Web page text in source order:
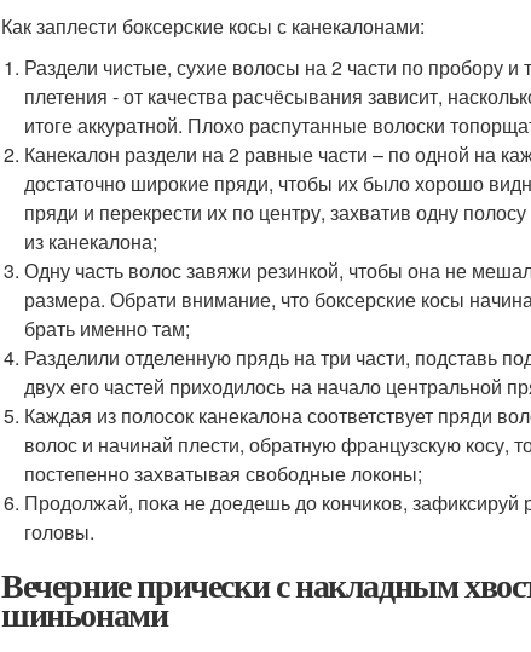
Как заплести боксерские косы с канекалонами:
Раздели чистые, сухие волосы на 2 части по пробору
плетения - от качества расчёсывания зависит,
итоге аккуратной. Плохо распутанные волоски
Канекалон раздели на 2 равные части – по одной на
достаточно широкие пряди, чтобы их было хорошо
пряди и перекрести их по центру, захватив одну
из канекалона;
Одну часть волос завяжи резинкой, чтобы она не
размера. Обрати внимание, что боксерские косы
брать именно там;
Разделили отделенную прядь на три части, подставь
двух его частей приходилось на начало центральной
Каждая из полосок канекалона соответствует пряди
волос и начинай плести, обратную французскую косу,
постепенно захватывая свободные локоны;
Продолжай, пока не доедешь до кончиков, зафиксируй
головы.
Вечерние прически с накладным
шиньонами